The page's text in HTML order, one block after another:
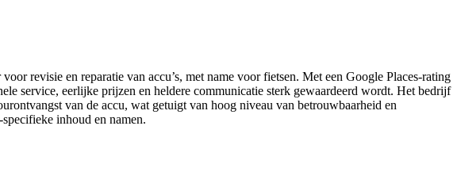
revisie en reparatie van accu’s, met name voor fietsen. Met een Google Places-rating
service, eerlijke prijzen en heldere communicatie sterk gewaardeerd wordt. Het bedrijf
van de accu, wat getuigt van hoog niveau van betrouwbaarheid en
inhoud en namen.